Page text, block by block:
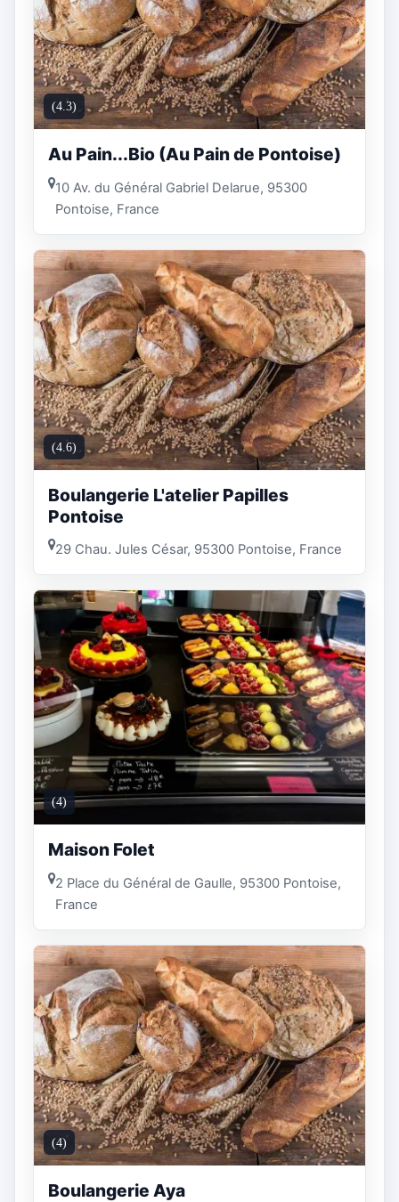
(4.3)
Au Pain...Bio (Au Pain de Pontoise)
10 Av. du Général Gabriel Delarue, 95300
Pontoise, France
(4.6)
Boulangerie L'atelier Papilles
Pontoise
29 Chau. Jules César, 95300 Pontoise, France
(4)
Maison Folet
2 Place du Général de Gaulle, 95300 Pontoise,
France
(4)
Boulangerie Aya